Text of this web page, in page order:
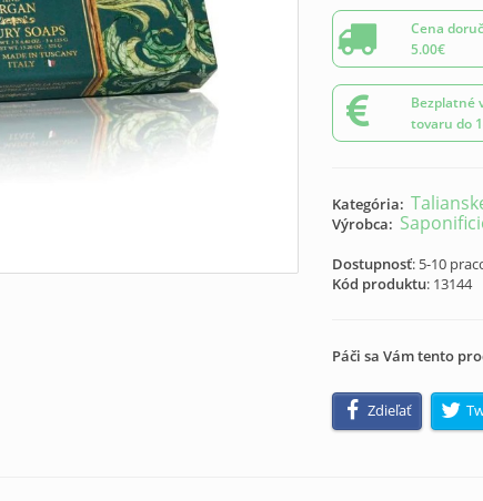
Cena
5.00€
Bezplatné
tovaru do
Kategória:
Výrobca:
Dostupnosť: 5-10
Kód produktu: 13144
Páči sa Vám tento
Zdieľať